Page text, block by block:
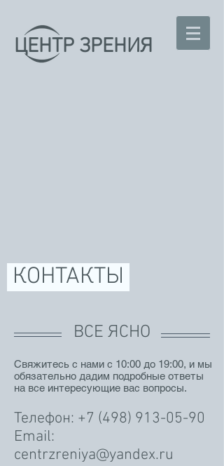
ЦЕНТР ЗРЕНИЯ
КОНТАКТЫ
ВСЕ ЯСНО
Свяжитесь с нами с 10:00 до 19:00, и мы
обязательно дадим подробные ответы
на все интересующие вас вопросы.
Телефон: +7 (498) 913-05-90
Email:
centrzreniya@yandex.ru